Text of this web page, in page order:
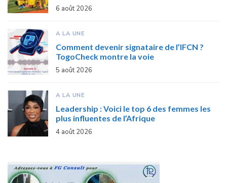
6 août 2026
A LA UNE
Comment devenir signataire de l’IFCN ?
TogoCheck montre la voie
5 août 2026
A LA UNE
Leadership : Voici le top 6 des femmes les
plus influentes de l’Afrique
4 août 2026